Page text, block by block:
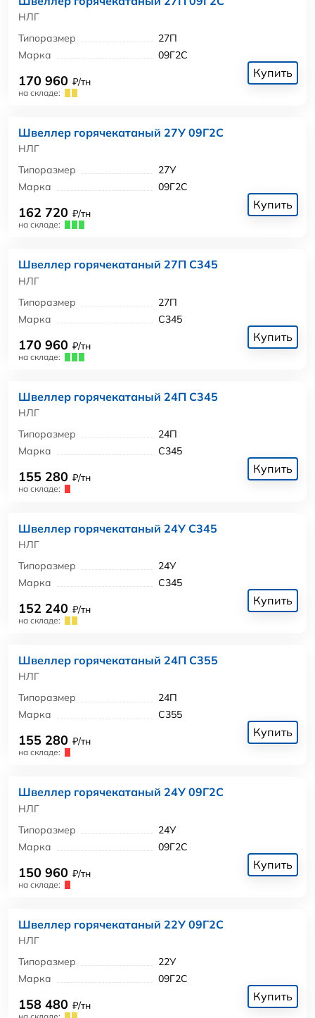
НЛГ
Типоразмер
27П
Марка
09Г2С
170 960 ₽/тн
на складе:
Купить
Швеллер горячекатаный 27У 09Г2С
НЛГ
Типоразмер
27У
Марка
09Г2С
162 720 ₽/тн
на складе:
Купить
Швеллер горячекатаный 27П С345
НЛГ
Типоразмер
27П
Марка
С345
170 960 ₽/тн
на складе:
Купить
Швеллер горячекатаный 24П С345
НЛГ
Типоразмер
24П
Марка
С345
155 280 ₽/тн
на складе:
Купить
Швеллер горячекатаный 24У С345
НЛГ
Типоразмер
24У
Марка
С345
152 240 ₽/тн
на складе:
Купить
Швеллер горячекатаный 24П С355
НЛГ
Типоразмер
24П
Марка
С355
155 280 ₽/тн
на складе:
Купить
Швеллер горячекатаный 24У 09Г2С
НЛГ
Типоразмер
24У
Марка
09Г2С
150 960 ₽/тн
на складе:
Купить
Швеллер горячекатаный 22У 09Г2С
НЛГ
Типоразмер
22У
Марка
09Г2С
158 480 ₽/тн
Купить